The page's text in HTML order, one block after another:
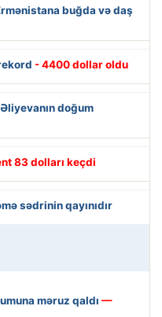
buğda və daş
- 4400 dollar oldu
doğum
83 dolları keçdi
sədrinin qayınıdır
məruz qaldı —